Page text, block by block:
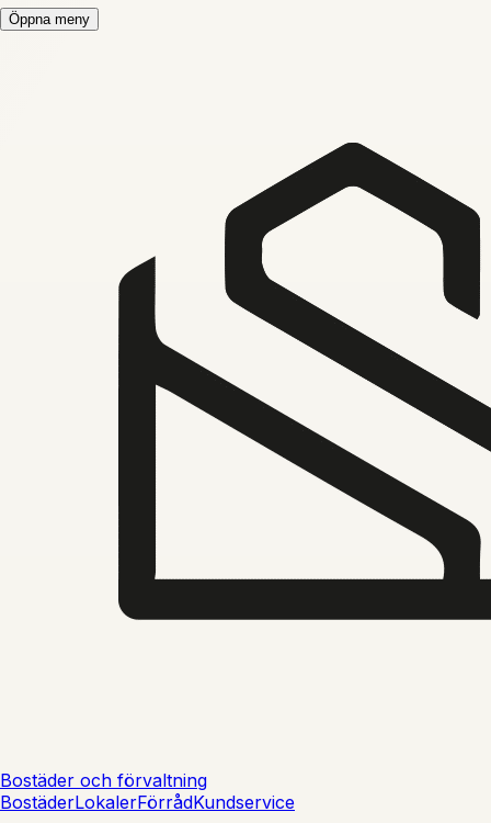
Öppna meny
Bostäder och förvaltning
BostäderLokalerFörrådKundservice